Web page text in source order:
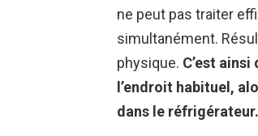
ne peut pas traiter
simultanément.
physique. C’est
l’endroit habituel,
dans le réfrigérateur.